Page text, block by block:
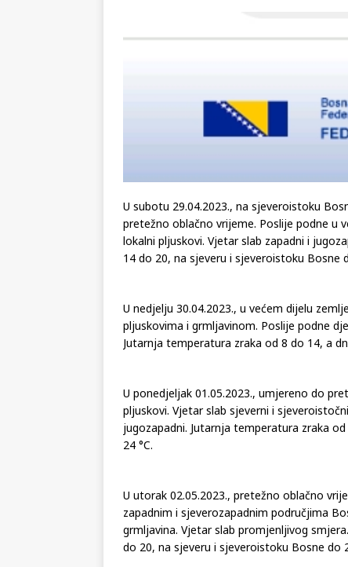
[ 29.07.2026 ] Na današnji
Srpski
pripada
U subotu 29.04.2023., na sjeveroistoku
pretežno oblačno vrijeme. Poslije podne u
lokalni pljuskovi. Vjetar slab zapadni i
14 do 20, na sjeveru i sjeveroistoku Bosne
U nedjelju 30.04.2023., u većem dijelu
pljuskovima i grmljavinom. Poslije podne
Jutarnja temperatura zraka od 8 do 14, a
U ponedjeljak 01.05.2023., umjereno do
pljuskovi. Vjetar slab sjeverni i
jugozapadni. Jutarnja temperatura zraka
24 °C.
U utorak 02.05.2023., pretežno oblačno
zapadnim i sjeverozapadnim područjima
grmljavina. Vjetar slab promjenljivog
do 20, na sjeveru i sjeveroistoku Bosne do